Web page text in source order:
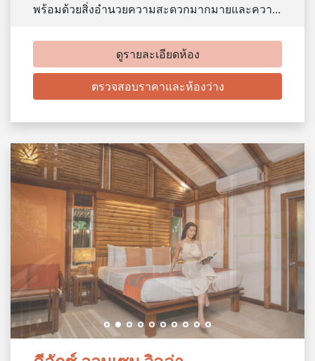
พร้อมด้วยสิ่งอำนวยความสะดวกมากมายและควา…
ดูรายละเอียดห้อง
ตรวจสอบราคาและห้องว่าง